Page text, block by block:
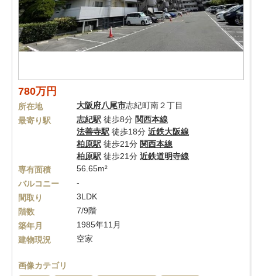
780万円
所在地 大阪府八尾市志紀町南２丁目
最寄り駅
志紀駅 徒歩8分 関西本線
法善寺駅 徒歩18分 近鉄大阪線
柏原駅 徒歩21分 関西本線
柏原駅 徒歩21分 近鉄道明寺線
専有面積
56.65m²
バルコニー
-
間取り
3LDK
階数
7/9階
築年月
1985年11月
建物現況
空家
画像カテゴリ